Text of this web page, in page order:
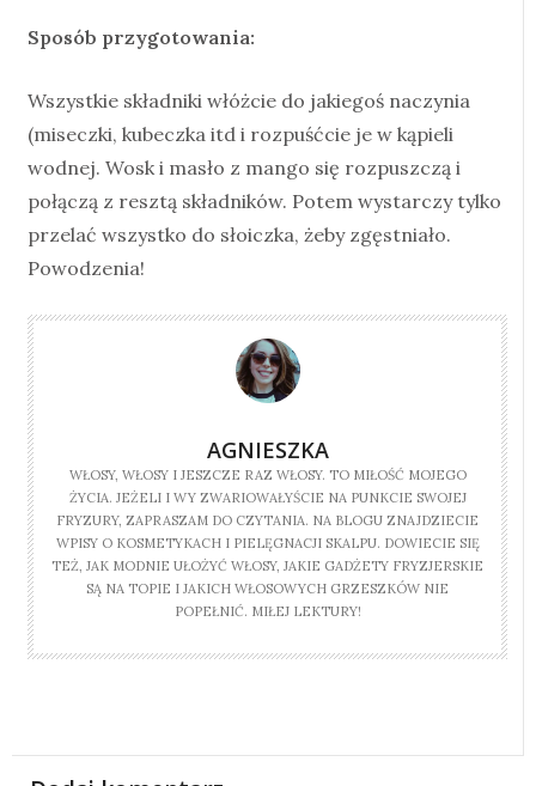
Sposób przygotowania:
Wszystkie składniki włóżcie do jakiegoś naczynia
(miseczki, kubeczka itd i rozpuśćcie je w kąpieli
wodnej. Wosk i masło z mango się rozpuszczą i
połączą z resztą składników. Potem wystarczy tylko
przelać wszystko do słoiczka, żeby zgęstniało.
Powodzenia!
AGNIESZKA
WŁOSY, WŁOSY I JESZCZE RAZ WŁOSY. TO MIŁOŚĆ MOJEGO
ŻYCIA. JEŻELI I WY ZWARIOWAŁYŚCIE NA PUNKCIE SWOJEJ
FRYZURY, ZAPRASZAM DO CZYTANIA. NA BLOGU ZNAJDZIECIE
WPISY O KOSMETYKACH I PIELĘGNACJI SKALPU. DOWIECIE SIĘ
TEŻ, JAK MODNIE UŁOŻYĆ WŁOSY, JAKIE GADŻETY FRYZJERSKIE
SĄ NA TOPIE I JAKICH WŁOSOWYCH GRZESZKÓW NIE
POPEŁNIĆ. MIŁEJ LEKTURY!